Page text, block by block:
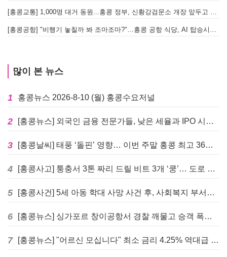
[홍콩교통] 1,000명 대거 동원...홍콩 정부, 신황강검문소 개장 앞두고 실전 훈련 돌입
[홍콩공항] "비행기 놓칠까 봐 조마조마?"…홍콩 공항 식당, AI 탑승시간 계산해 메뉴 추천해 준다
많이 본 뉴스
1 홍콩뉴스 2026-8-10 (월) 홍콩수요저널
2 [홍콩뉴스] 외국인 금융 전문가들, 낮은 세율과 IPO 시장 회복에 홍콩으로 '대거 복귀'
3 [홍콩날씨] 태풍 ‘돌핀’ 영향… 이번 주말 홍콩 최고 36도 폭염 비상
4 [홍콩사고] 퉁충서 3톤 짜리 드릴 비트 3개 ‘쿵’… 도로 파손·교통 마비
5 [홍콩사건] 5세 아동 학대 사망 사건 후, 사회복지 부서에 내부 검토 및 교육 강화 촉구
6 [홍콩뉴스] 싱가포르 창이공항서 경찰 깨물고 승객 폭행한 홍콩 모자, 결국 감옥행
7 [홍콩뉴스] "어르신 모십니다" 최소 금리 4.25% 역대급 혜택, 홍콩 실버채권 발행